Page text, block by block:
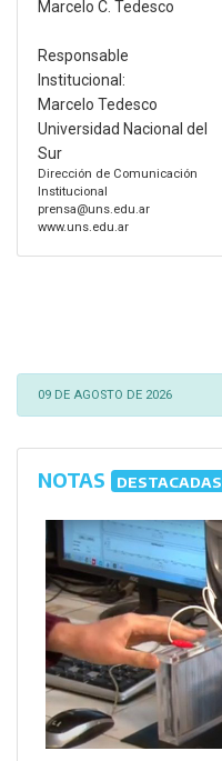
Marcelo C. Tedesco
Responsable
Institucional:
Marcelo Tedesco
Universidad Nacional del
Sur
Dirección de Comunicación
Institucional
prensa@uns.edu.ar
www.uns.edu.ar
09 DE AGOSTO DE 2026
NOTAS DESTACADAS